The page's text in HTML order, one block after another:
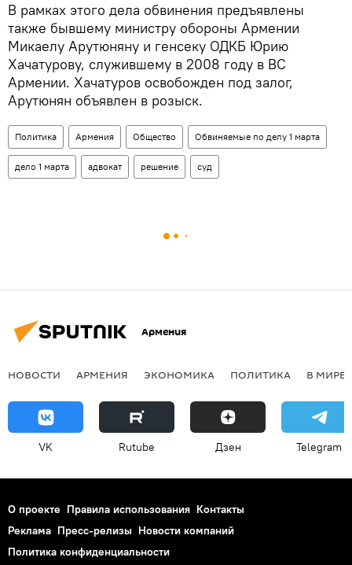
В рамках этого дела обвинения предъявлены
также бывшему министру обороны Армении
Микаелу Арутюняну и генсеку ОДКБ Юрию
Хачатурову, служившему в 2008 году в ВС
Армении. Хачатуров освобожден под залог,
Арутюнян объявлен в розыск.
Политика Армения Общество Обвиняемые по делу 1 марта
дело 1 марта адвокат решение суд
Армения
НОВОСТИ АРМЕНИЯ ЭКОНОМИКА ПОЛИТИКА В МИРЕ
VK Rutube Дзен Telegram
О проекте Правила использования Контакты
Реклама Пресс-релизы Новости компаний
Политика конфиденциальности